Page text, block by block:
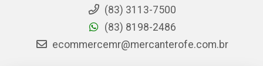
(83) 3113-7500
(83) 8198-2486
ecommercemr@mercanterofe.com.br